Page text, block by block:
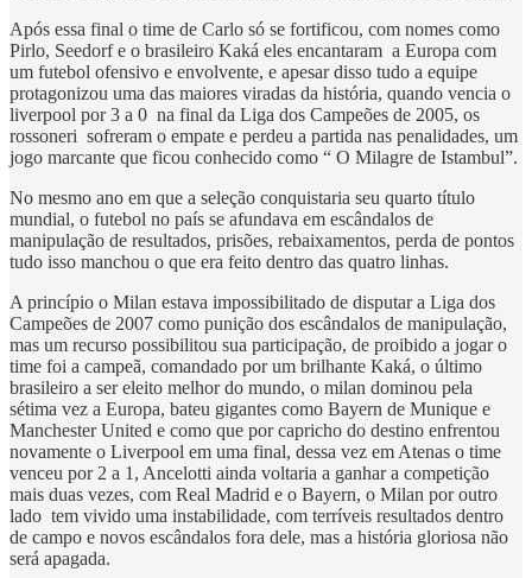
Após essa final o time de Carlo só se fortificou, com nomes como
Pirlo, Seedorf e o brasileiro Kaká eles encantaram a Europa com
um futebol ofensivo e envolvente, e apesar disso tudo a equipe
protagonizou uma das maiores viradas da história, quando vencia o
liverpool por 3 a 0 na final da Liga dos Campeões de 2005, os
rossoneri sofreram o empate e perdeu a partida nas penalidades, um
jogo marcante que ficou conhecido como “ O Milagre de Istambul”.
No mesmo ano em que a seleção conquistaria seu quarto título
mundial, o futebol no país se afundava em escândalos de
manipulação de resultados, prisões, rebaixamentos, perda de pontos
tudo isso manchou o que era feito dentro das quatro linhas.
A princípio o Milan estava impossibilitado de disputar a Liga dos
Campeões de 2007 como punição dos escândalos de manipulação,
mas um recurso possibilitou sua participação, de proibido a jogar o
time foi a campeã, comandado por um brilhante Kaká, o último
brasileiro a ser eleito melhor do mundo, o milan dominou pela
sétima vez a Europa, bateu gigantes como Bayern de Munique e
Manchester United e como que por capricho do destino enfrentou
novamente o Liverpool em uma final, dessa vez em Atenas o time
venceu por 2 a 1, Ancelotti ainda voltaria a ganhar a competição
mais duas vezes, com Real Madrid e o Bayern, o Milan por outro
lado tem vivido uma instabilidade, com terríveis resultados dentro
de campo e novos escândalos fora dele, mas a história gloriosa não
será apagada.